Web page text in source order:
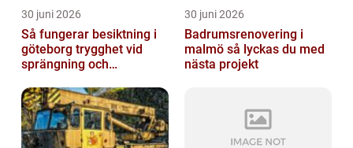
30 juni 2026
Så fungerar besiktning i
göteborg trygghet vid
sprängning och
30 juni 2026
Badrumsrenovering i
malmö så lyckas du med
nästa projekt